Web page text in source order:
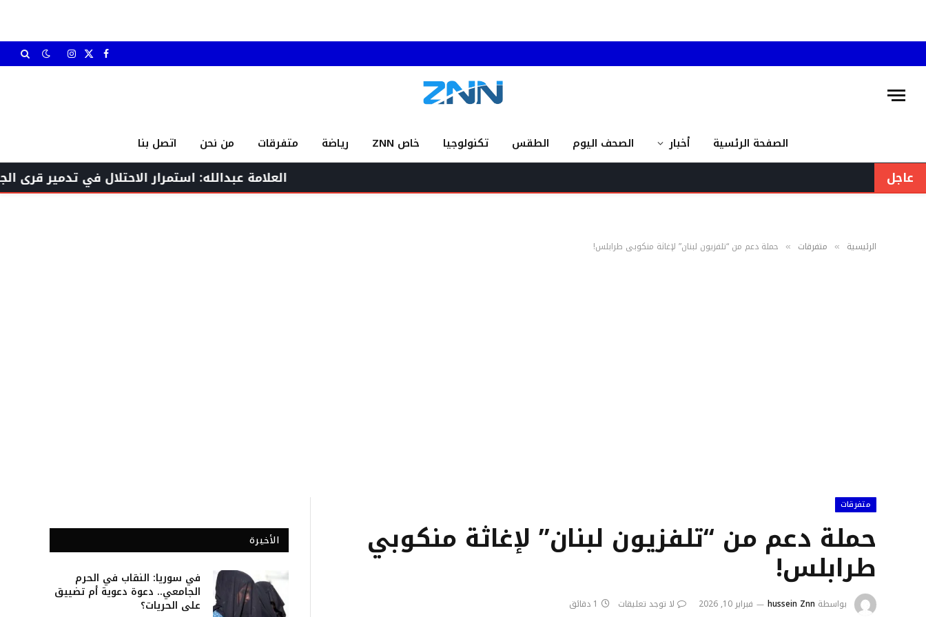
فيسبوك
X الانستغرام
الصفحة الرئسية أخبار الصحف اليوم الطقس تكنولوجيا خاص ZNN رياضة متفرقات من نحن اتصل بنا
عاجل العلامة عبدالله: استمرار الاحتلال في تدمير قرى الجنوب
الرئيسية » متفرقات » حملة دعم من “تلفزيون لبنان” لإغاثة منكوبي طرابلس!
متفرقات
حملة دعم من “تلفزيون لبنان” لإغاثة منكوبي
طرابلس!
بواسطة hussein Znn فبراير 10, 2026 لا توجد تعليقات 1 دقائق
الأخيرة
في سوريا: النقاب في الحرم
الجامعي.. دعوة دعوية أم تضييق
على الحريات؟